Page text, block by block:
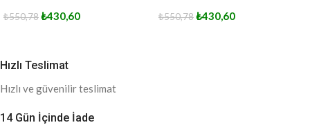
₺550,78₺430,60 ₺550,78₺430,60
Hızlı Teslimat
Hızlı ve güvenilir teslimat
14 Gün İçinde İade